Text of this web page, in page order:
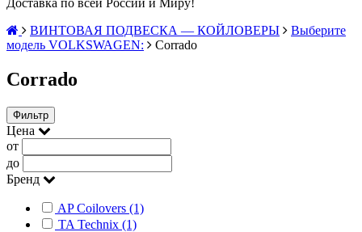
Доставка по всей России и Миру!
ВИНТОВАЯ ПОДВЕСКА — КОЙЛОВЕРЫ
Выберите
модель VOLKSWAGEN:
Corrado
Corrado
Фильтр
Цена
от
до
Бренд
AP Coilovers (1)
TA Technix (1)